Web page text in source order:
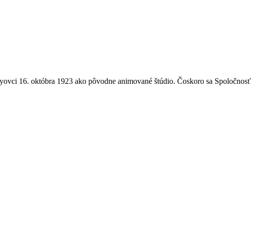
16. októbra 1923 ako pôvodne animované štúdio. Čoskoro sa Spoločnosť